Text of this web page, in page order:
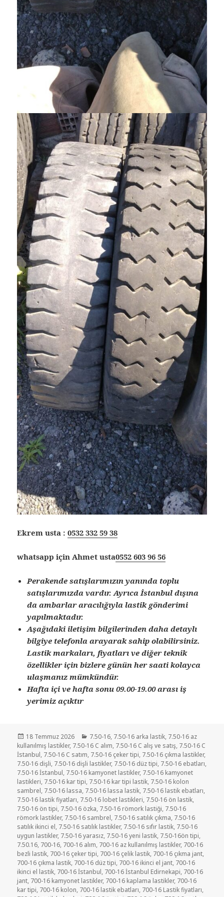
Ekrem usta :0532 332 59 38
whatsapp için Ahmet usta0552 603 96 56
Perakende satışlarımızın yanında toplu
satışlarımızda vardır. Ayrıca İstanbul dışına
da ambarlar aracılığıyla lastik gönderimi
yapılmaktadır.
Aşağıdaki iletişim bilgilerinden daha detaylı
bilgiye telefonla arayarak sahip olabilirsiniz.
Lastik markaları, fiyatları ve diğer teknik
özellikler için bizlere günün her saati kolayca
ulaşmanız mümkündür.
Hafta içi ve hafta sonu 09.00-19.00 arası iş
yerimiz açıktır
Yayın
tarihi
18 Temmuz 2026 Kategoriler
7.50-16, 7.50-16 arka lastik, 7.50-16 az
kullanılmış lastikler, 7.50-16 C alım, 7.50-16 C alış ve satış, 7.50-16 C
İstanbul, 7.50-16 C satım, 7.50-16 çeker tipi, 7.50-16 çıkma lastikler,
7.50-16 dişli, 7.50-16 dişli lastikler, 7.50-16 düz tipi, 7.50-16 ebatları,
7.50-16 İstanbul, 7.50-16 kamyonet lastikler, 7.50-16 kamyonet
lastikleri, 7.50-16 kar tipi, 7.50-16 kar tipi lastik, 7.50-16 kolon
sambrel, 7.50-16 lassa, 7.50-16 lassa lastik, 7.50-16 lastik ebatları,
7.50-16 lastik fiyatları, 7.50-16 lobet lastikleri, 7.50-16 ön lastik,
7.50-16 ön tipi, 7.50-16 özka, 7.50-16 römork lastiği, 7.50-16
römork lastikler, 7.50-16 sambrel, 7.50-16 satılık çıkma, 7.50-16
satılık ikinci el, 7.50-16 satılık lastikler, 7.50-16 sıfır lastik, 7.50-16
uygun lastikler, 7.50-16 yarasız, 7.50-16 yeni lastik, 7.50-16ön tipi,
7.50.16, 700-16, 700-16 alım, 700-16 az kullanılmış lastikler, 700-16
bezli lastik, 700-16 çeker tipi, 700-16 çelik lastik, 700-16 çıkma jant,
700-16 çıkma lastik, 700-16 düz tipi, 700-16 ikinci el jant, 700-16
ikinci el lastik, 700-16 İstanbul, 700-16 İstanbul Edirnekapi, 700-16
jant, 700-16 kamyonet lastikler, 700-16 kaplama lastikler, 700-16
kar tipi, 700-16 kolon, 700-16 lastik ebatları, 700-16 Lastik fiyatları,